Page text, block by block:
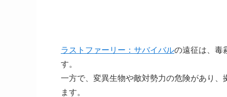
ラストファーリー：サバイバルの遠征は、毒
す。
一方で、変異生物や敵対勢力の危険があり
ます。